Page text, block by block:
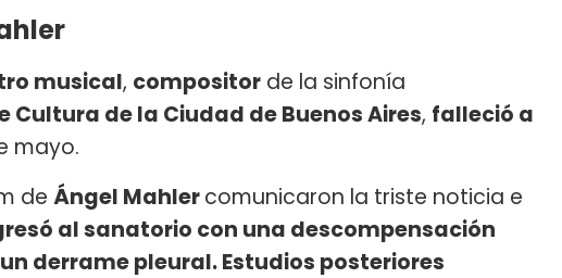
musical, compositor de la sinfonía
Cultura de la Ciudad de Buenos Aires, falleció a
mayo.
de Ángel Mahlercomunicaron la triste noticia e
al sanatorio con una descompensación
derrame pleural. Estudios posteriores